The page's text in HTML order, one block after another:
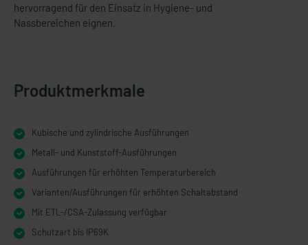
hervorragend für den Einsatz in Hygiene- und
Nassbereichen eignen.
Produktmerkmale
Kubische und zylindrische Ausführungen
Metall- und Kunststoff-Ausführungen
Ausführungen für erhöhten Temperaturbereich
Varianten/Ausführungen für erhöhten Schaltabstand
Mit ETL-/CSA-Zulassung verfügbar
Schutzart bis IP69K